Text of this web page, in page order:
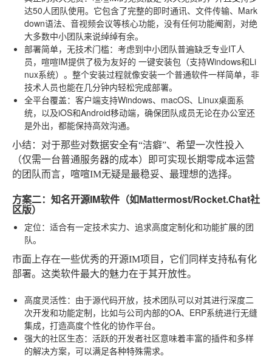
达50人团队使用。它包含了完整的即时通讯、文件传输、Mark
down语法、音视频会议等核心功能，没有任何功能阉割，对绝
大多数中小团队来说绰绰有余。
部署简单，无技术门槛：考虑到中小团队普遍缺乏专业IT人
员，喧喧IM提供了极为友好的 一键安装包 （支持Windows和Li
nux系统）。整个安装过程就像安装一个普通软件一样简单，非
技术人员也能在几分钟内轻松完成部署。
全平台覆盖：客户端支持Windows、macOS、Linux桌面系
统，以及iOS和Android移动端，确保团队成员无论在办公室还
是外出，都能保持高效沟通。
小结 ：对于那些对数据安全有“洁癖”、希望一次性投入
（仅需一台普通服务器的成本）即可实现长期零成本运营
的团队而言，喧喧IM无疑是最稳妥、最理想的选择。
方案二：知名开源IM软件（如Mattermost/Rocket.Chat社
区版）
定位：适合有一定技术实力、追求高度定制化和功能扩展的团
队。
市面上存在一些优秀的开源IM项目，它们同样支持私有化
部署。这类软件最大的魅力在于其开放性。
高度灵活性：由于源代码开放，技术团队可以对其进行深度二
次开发和功能定制，比如与公司内部的OA、ERP系统进行无缝
集成，打造高度个性化的协作平台。
强大的社区生态：活跃的开发者社区意味着丰富的插件和多样
的解决方案，可以满足各种特殊需求。